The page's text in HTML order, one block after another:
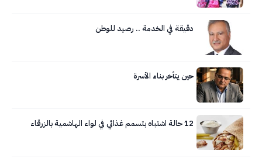
دقيقة في الخدمة .. رصيد للوطن
حين يتأخر بناء الأسرة
12 حالة اشتباه بتسمم غذائي في لواء الهاشمية بالزرقاء